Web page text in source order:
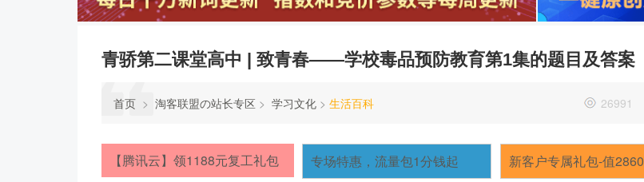
青骄第二课堂高中 | 致青春——学校毒品预防教育第1集的题目及答案
首页 > 淘客联盟の站长专区 > 学习文化 > 生活百科 26991
【腾讯云】领1188元复工礼包 专场特惠，流量包1分钱起 新客户专属礼包-值2860